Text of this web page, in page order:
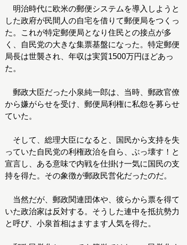
明治時代に欧米の郵便システムを導入しようと
した政府が民間人の自宅を借りて郵便局をつくっ
た。これが特定郵便局となり住民との接点が多
く、自民党の大きな集票基盤になった。特定郵便
局長は世襲され、年収は実質1500万円ほどあっ
た。
郵政大臣だった小泉純一郎は、当時、郵政官僚
から嫌がらせを受け、郵便局利権に私怨を募らせ
ていた。
そして、総理大臣になると、国民から支持を失
っていた自民党の利権政治を自ら、ぶっ壊す！と
宣言し、ある意味で内戦を仕掛け一気に国民の支
持を得た。その象徴が郵政民営化だったのだ。
当然だが、郵政関連団体や、彼らから票を得て
いた政治家は反対する。そうした連中を抵抗勢力
と呼び、小泉首相はますます人気を得た。